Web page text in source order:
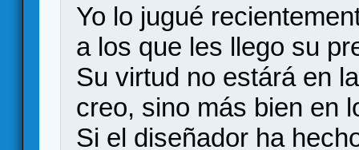
Yo lo jugué
a los que les llego su
Su virtud no estárá en
creo, sino más bien en
Si el diseñador ha